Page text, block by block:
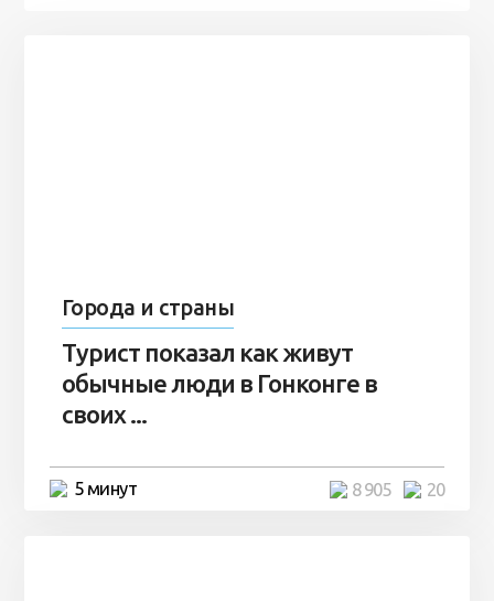
Города и страны
Турист показал как живут
обычные люди в Гонконге в
своих ...
5 минут 20
8 905